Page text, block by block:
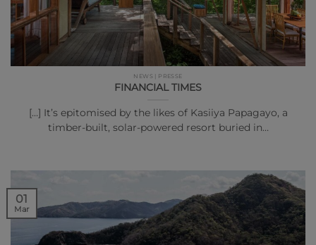
NEWS | PRESSE
FINANCIAL TIMES
[…] It’s epitomised by the likes of Kasiiya Papagayo, a
timber-built, solar-powered resort buried in…
01
Mar